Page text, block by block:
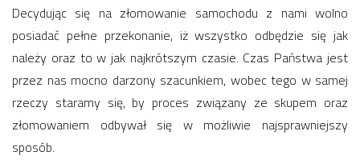
Decydując się na złomowanie samochodu z nami wolno
posiadać pełne przekonanie, iż wszystko odbędzie się jak
należy oraz to w jak najkrótszym czasie. Czas Państwa jest
przez nas mocno darzony szacunkiem, wobec tego w samej
rzeczy staramy się, by proces związany ze skupem oraz
złomowaniem odbywał się w możliwie najsprawniejszy
sposób.